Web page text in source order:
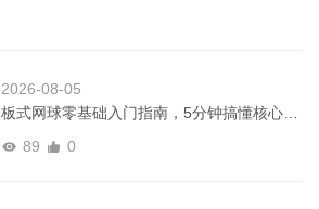
2026-08-05
板式网球零基础入门指南，5分钟搞懂核心规
89 0